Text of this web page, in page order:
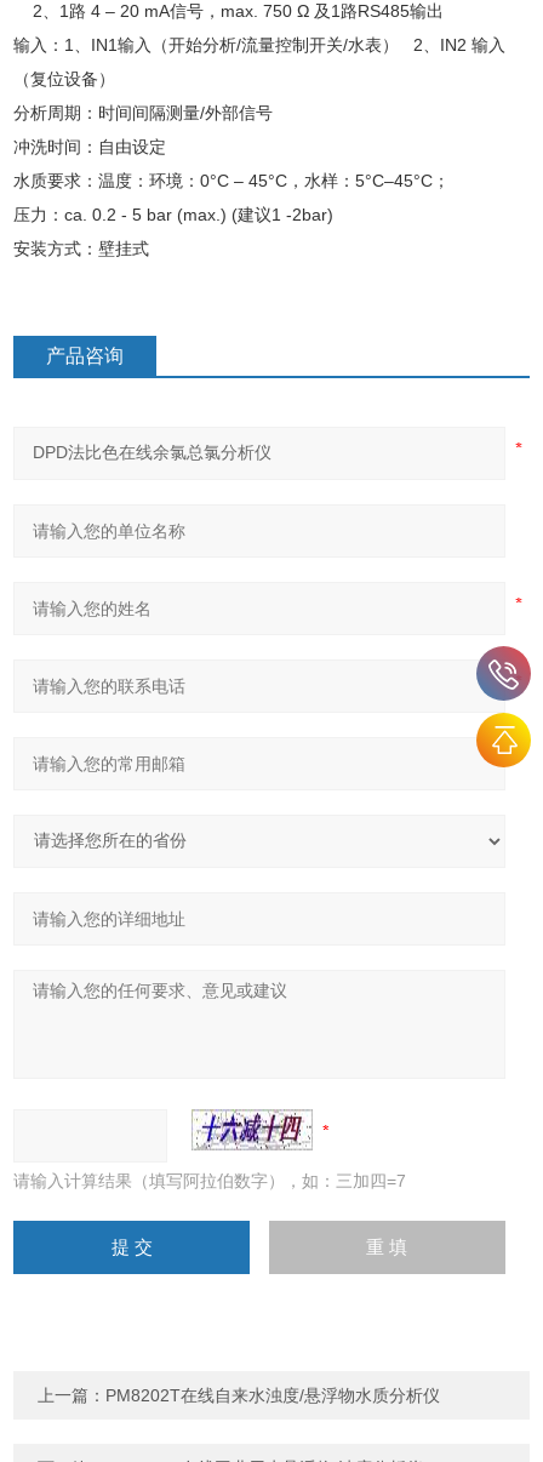
2、1路 4 – 20 mA信号，max. 750 Ω 及1路RS485输出
输入：1、IN1输入（开始分析/流量控制开关/水表） 2、IN2 输入
（复位设备）
分析周期：时间间隔测量/外部信号
冲洗时间：自由设定
水质要求：温度：环境：0°C – 45°C，水样：5°C–45°C；
压力：ca. 0.2 - 5 bar (max.) (建议1 -2bar)
安装方式：壁挂式
产品咨询
请输入计算结果（填写阿拉伯数字），如：三加四=7
上一篇： PM8202T在线自来水浊度/悬浮物水质分析仪